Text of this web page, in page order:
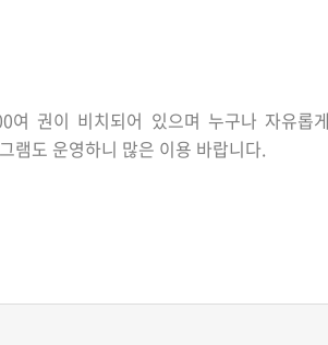
여 권이 비치되어 있으며 누구나 자유롭
램도 운영하니 많은 이용 바랍니다.